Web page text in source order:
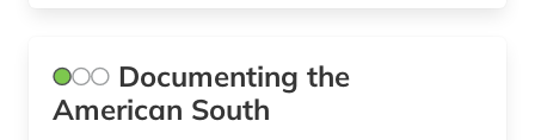
grönland (1)
Documenting the
American South